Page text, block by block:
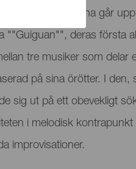
och Javier Colina går
""Guiguan"", deras första
tre musiker som delar
på sina örötter. I den,
sig ut på ett obevekligt
i melodisk
improvisationer.